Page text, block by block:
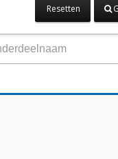
Resetten